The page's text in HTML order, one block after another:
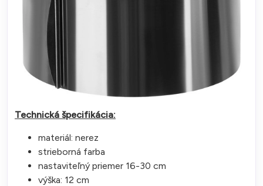
Technická špecifikácia:
materiál: nerez
strieborná farba
nastaviteľný priemer 16-30 cm
výška: 12 cm